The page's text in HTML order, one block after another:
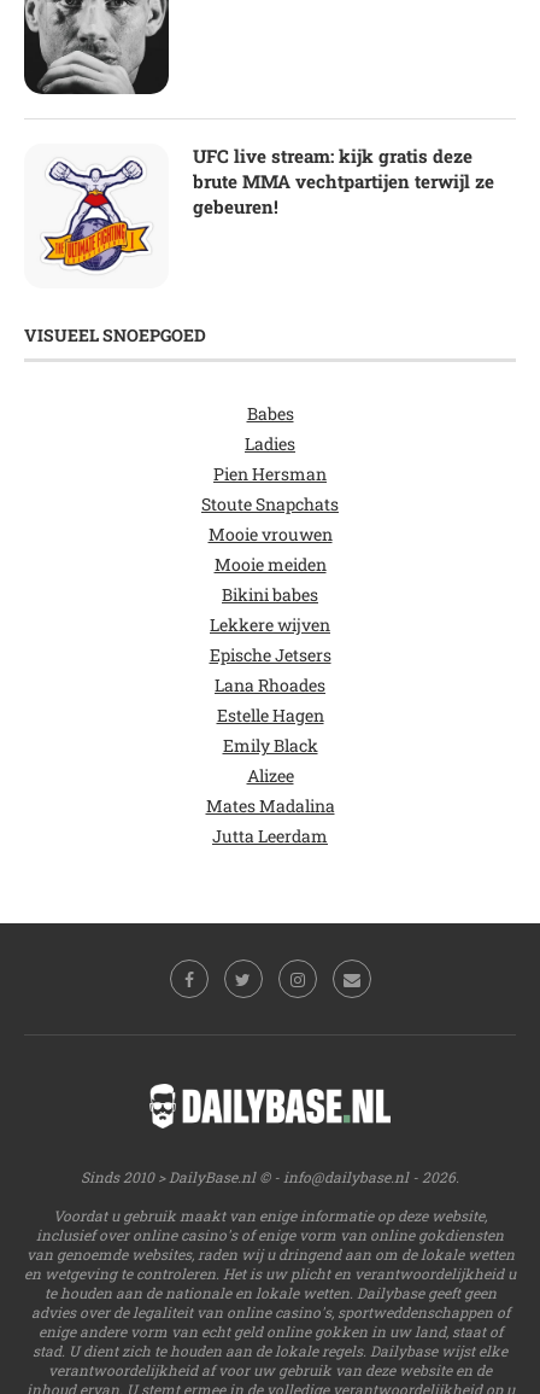
UFC live stream: kijk gratis deze
brute MMA vechtpartijen terwijl ze
gebeuren!
VISUEEL SNOEPGOED
Babes
Ladies
Pien Hersman
Stoute Snapchats
Mooie vrouwen
Mooie meiden
Bikini babes
Lekkere wijven
Epische Jetsers
Lana Rhoades
Estelle Hagen
Emily Black
Alizee
Mates Madalina
Jutta Leerdam
Sinds 2010 > DailyBase.nl © - info@dailybase.nl- 2026.
Voordat u gebruik maakt van enige informatie op deze website,
inclusief over online casino's of enige vorm van online gokdiensten
van genoemde websites, raden wij u dringend aan om de lokale wetten
en wetgeving te controleren. Het is uw plicht en verantwoordelijkheid u
te houden aan de nationale en lokale wetten. Dailybase geeft geen
advies over de legaliteit van online casino's, sportweddenschappen of
enige andere vorm van echt geld online gokken in uw land, staat of
stad. U dient zich te houden aan de lokale regels. Dailybase wijst elke
verantwoordelijkheid af voor uw gebruik van deze website en de
inhoud ervan. U stemt ermee in de volledige verantwoordelijkheid op u